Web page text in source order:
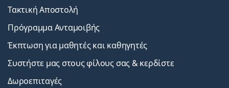
Τακτική Αποστολή
Πρόγραμμα Ανταμοιβής
Έκπτωση για μαθητές και καθηγητές
Συστήστε μας στους φίλους σας & κερδίστε
Δωροεπιταγές